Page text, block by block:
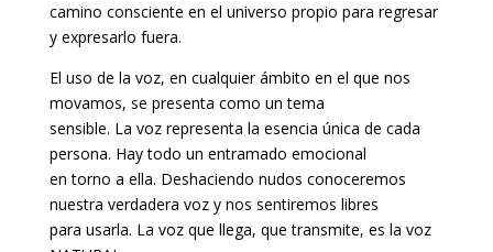
camino consciente en el universo propio para regresar
y expresarlo fuera.
El uso de la voz, en cualquier ámbito en el que nos
movamos, se presenta como un tema
sensible. La voz representa la esencia única de cada
persona. Hay todo un entramado emocional
en torno a ella. Deshaciendo nudos conoceremos
nuestra verdadera voz y nos sentiremos libres
para usarla. La voz que llega, que transmite, es la voz